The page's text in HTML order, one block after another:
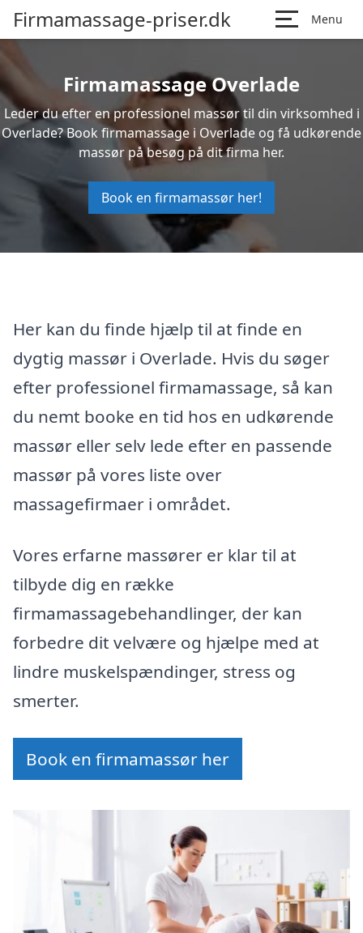
Firmamassage-priser.dk Menu
Firmamassage Overlade
Leder du efter en professionel massør til din virksomhed i
Overlade? Book firmamassage i Overlade og få udkørende
massør på besøg på dit firma her.
Book en firmamassør her!
Her kan du finde hjælp til at finde en
dygtig massør i Overlade. Hvis du søger
efter professionel firmamassage, så kan
du nemt booke en tid hos en udkørende
massør eller selv lede efter en passende
massør på vores liste over
massagefirmaer i området.
Vores erfarne massører er klar til at
tilbyde dig en række
firmamassagebehandlinger, der kan
forbedre dit velvære og hjælpe med at
lindre muskelspændinger, stress og
smerter.
Book en firmamassør her